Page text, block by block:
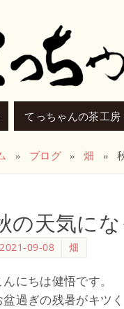
てっちゃんの茶工房
» ブログ » 畑 »
の天気にな
2021-09-08 畑
んにちは健悟です。
盆過ぎの残暑がキツ